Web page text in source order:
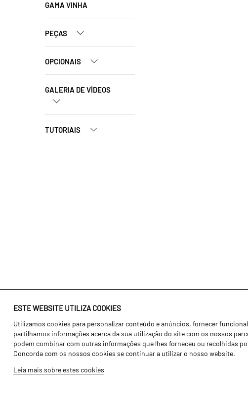
ESTE WEBSITE UTILIZA COOKIES
Utilizamos cookies para personalizar conteúdo e anúncios, fornecer
partilhamos informações acerca da sua utilização do site com os nossos
podem combinar com outras informações que lhes forneceu ou recolhidas
Concorda com os nossos cookies se continuar a utilizar o nosso website.
Leia mais sobre estes cookies
GAMA VINHA
PEÇAS
OPCIONAIS
GALERIA DE VÍDEOS
TUTORIAIS
Identidade
História
Fábrica / Produção
Recursos Humanos
Agricultura
Transportes
Gama Floresta